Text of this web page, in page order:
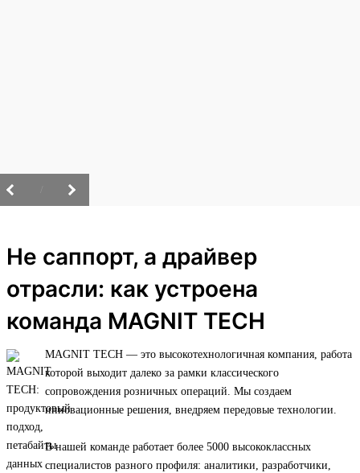
Не саппорт, а драйвер
отрасли: как устроена
команда MAGNIT TECH
MAGNIT TECH — это высокотехнологичная компания, работа
которой выходит далеко за рамки классического
сопровождения розничных операций. Мы создаем
инновационные решения, внедряем передовые технологии.
В нашей команде работает более 5000 высококлассных
специалистов разного профиля: аналитики, разработчики,